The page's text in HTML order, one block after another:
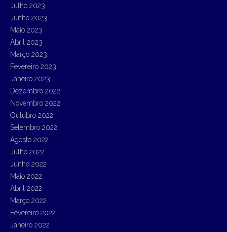
Julho 2023
Junho 2023
Maio 2023
Abril 2023
Março 2023
Fevereiro 2023
Janeiro 2023
Dezembro 2022
Novembro 2022
Outubro 2022
Setembro 2022
Agosto 2022
Julho 2022
Junho 2022
Maio 2022
Abril 2022
Março 2022
Fevereiro 2022
Janeiro 2022